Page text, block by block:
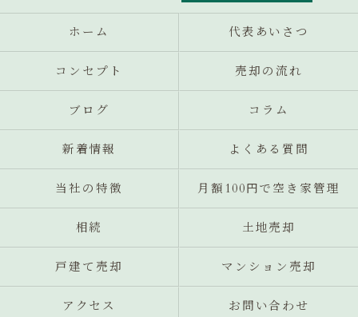
ホーム 代表あいさつ
コンセプト 売却の流れ
ブログ コラム
新着情報 よくある質問
当社の特徴 月額100円で空き家管理
相続 土地売却
戸建て売却 マンション売却
アクセス お問い合わせ